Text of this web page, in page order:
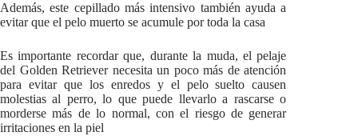
Además, este cepillado más intensivo también ayuda a
evitar que el pelo muerto se acumule por toda la casa
Es importante recordar que, durante la muda, el pelaje
del Golden Retriever necesita un poco más de atención
para evitar que los enredos y el pelo suelto causen
molestias al perro, lo que puede llevarlo a rascarse o
morderse más de lo normal, con el riesgo de generar
irritaciones en la piel